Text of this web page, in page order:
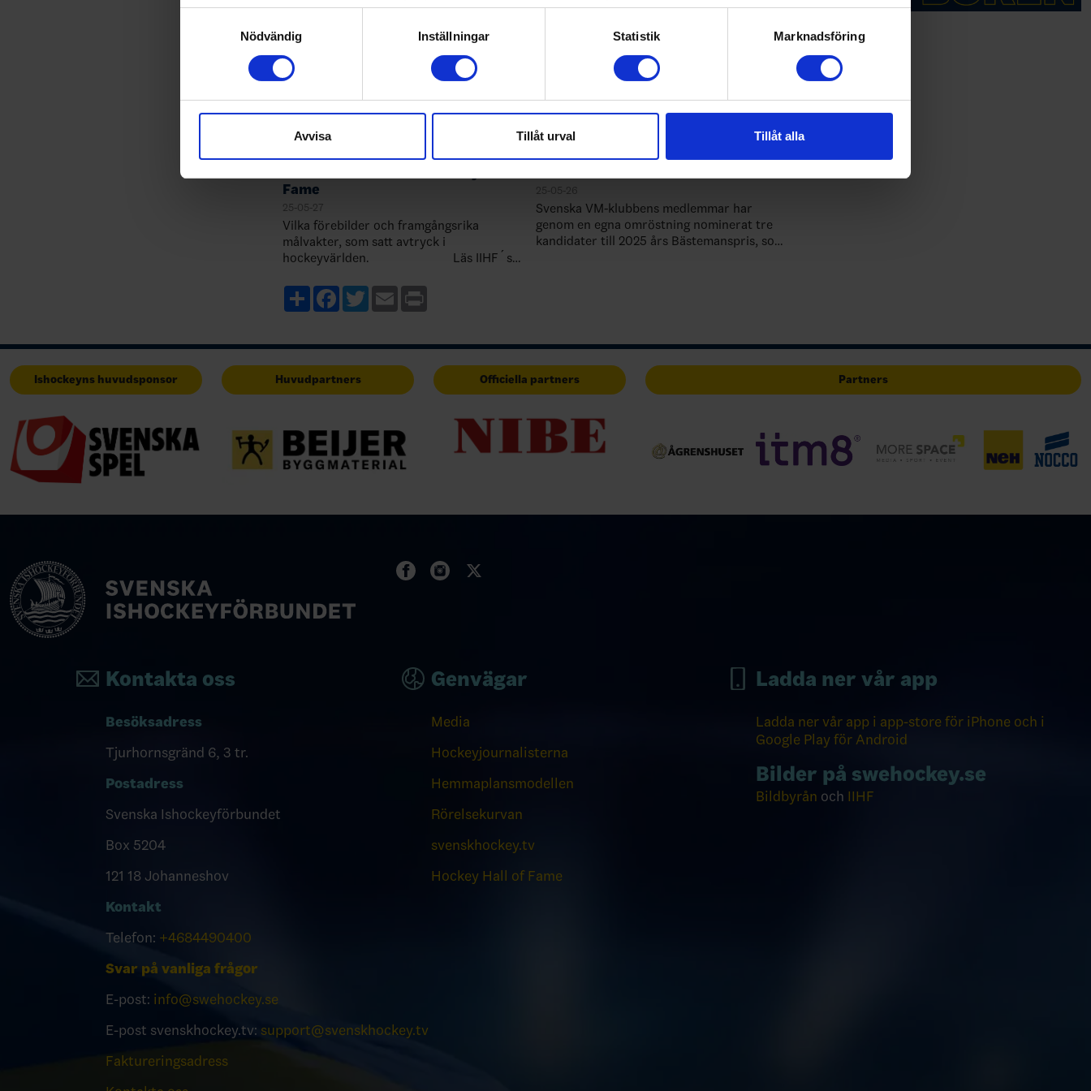
Identifiera din enhet genom att aktivt skanna den för specifika kännetecken (fingeravtryck)
Ta reda på mer om hur dina personliga uppgifter behandlas och ställ in dina preferenser i
detaljsektionen. Du kan ändra
eller dra tillbaka ditt samtycke när som helst från cookie-förklaringen.
sociala medier och analysera vår trafik. Vi vidarebefordrar även sådana identifierare och annan information från din enhet
till de sociala medier och annons- och analysföretag som vi samarbetar med. Dessa kan i sin tur kombinera informationen
Nödvändig
Inställningar Statistik Marknadsföring
Avvisa Tillåt urval Tillåt alla
Henrik Lundqvist och Kim Martin
Fame
25-05-27
Vilka förebilder och framgångsrika
målvakter, som satt avtryck i
hockeyvärlden. Läs IIHF´s
Vem förtjänar Bästemanspriset
25-05-26
Svenska VM-klubbens medlemmar har
genom en egna omröstning nominerat tre
kandidater till 2025 års Bästemanspris, som
ShareFacebook
TwitterEmail
Ishockeyns huvudsponsor Huvudpartners Officiella partners Partners
Kontakta oss
Besöksadress
Tjurhornsgränd 6, 3 tr.
Postadress
Svenska Ishockeyförbundet
Box 5204
121 18 Johanneshov
Kontakt
Telefon: +4684490400
Svar på vanliga frågor
E-post: info@swehockey.se
E-post svenskhockey.tv: support@svenskhockey.tv
Faktureringsadress
Genvägar
Media
Hockeyjournalisterna
Hemmaplansmodellen
Rörelsekurvan
svenskhockey.tv
Hockey Hall of Fame
Ladda ner vår app
Ladda ner vår app i app-store för iPhone och i
Google Play för Android
Bilder på swehockey.se
Bildbyrån och IIHF